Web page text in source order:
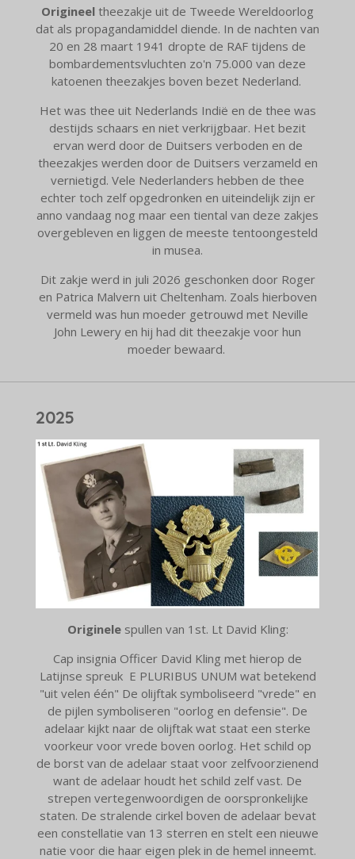
Origineel theezakje uit de Tweede Wereldoorlog
dat als propagandamiddel diende. In de nachten van
20 en 28 maart 1941 dropte de RAF tijdens de
bombardementsvluchten zo'n 75.000 van deze
katoenen theezakjes boven bezet Nederland.
Het was thee uit Nederlands Indië en de thee was
destijds schaars en niet verkrijgbaar. Het bezit
ervan werd door de Duitsers verboden en de
theezakjes werden door de Duitsers verzameld en
vernietigd. Vele Nederlanders hebben de thee
echter toch zelf opgedronken en uiteindelijk zijn er
anno vandaag nog maar een tiental van deze zakjes
overgebleven en liggen de meeste tentoongesteld
in musea.
Dit zakje werd in juli 2026 geschonken door Roger
en Patrica Malvern uit Cheltenham. Zoals hierboven
vermeld was hun moeder getrouwd met Neville
John Lewery en hij had dit theezakje voor hun
moeder bewaard.
2025
Originelespullen van 1st. Lt David Kling:
Cap insignia Officer David Kling met hierop de
Latijnse spreuk E PLURIBUS UNUM wat betekend
"uit velen één" De olijftak symboliseerd "vrede" en
de pijlen symboliseren "oorlog en defensie". De
adelaar kijkt naar de olijftak wat staat een sterke
voorkeur voor vrede boven oorlog. Het schild op
de borst van de adelaar staat voor zelfvoorzienend
want de adelaar houdt het schild zelf vast. De
strepen vertegenwoordigen de oorspronkelijke
staten. De stralende cirkel boven de adelaar bevat
een constellatie van 13 sterren en stelt een nieuwe
natie voor die haar eigen plek in de hemel inneemt.